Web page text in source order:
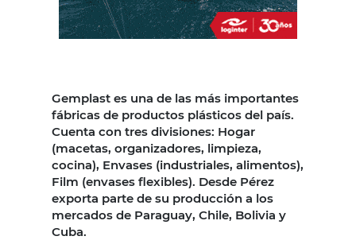
Gemplast es una de las más importantes
fábricas de productos plásticos del país.
Cuenta con tres divisiones: Hogar
(macetas, organizadores, limpieza,
cocina), Envases (industriales, alimentos),
Film (envases flexibles). Desde Pérez
exporta parte de su producción a los
mercados de Paraguay, Chile, Bolivia y
Cuba.